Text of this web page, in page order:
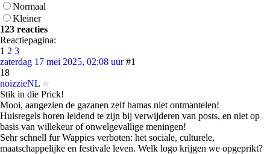
Normaal
Kleiner
123 reacties
Reactiepagina:
1 2 3
zaterdag 17 mei 2025, 02:08 uur #1
18
noizzieNL
Stik in die Prick!
Mooi, aangezien de gazanen zelf hamas niet ontmantelen!
Huisregels horen leidend te zijn bij verwijderen van posts, en niet op
basis van willekeur of onwelgevallige meningen!
Sehr schnell fur Wappies verboten: het sociale, culturele,
maatschappelijke en festivale leven. Welk logo krijgen we opgeprikt?